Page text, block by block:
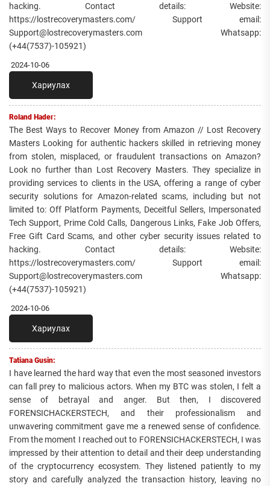
hacking. Contact details: Website:
https://lostrecoverymasters.com/ Support email:
Support@lostrecoverymasters.com Whatsapp:
(+44(7537)-105921)
2024-10-06
Хариулах
Roland Hader:
The Best Ways to Recover Money from Amazon // Lost Recovery
Masters Looking for authentic hackers skilled in retrieving money
from stolen, misplaced, or fraudulent transactions on Amazon?
Look no further than Lost Recovery Masters. They specialize in
providing services to clients in the USA, offering a range of cyber
security solutions for Amazon-related scams, including but not
limited to: Off Platform Payments, Deceitful Sellers, Impersonated
Tech Support, Prime Cold Calls, Dangerous Links, Fake Job Offers,
Free Gift Card Scams, and other cyber security issues related to
hacking. Contact details: Website:
https://lostrecoverymasters.com/ Support email:
Support@lostrecoverymasters.com Whatsapp:
(+44(7537)-105921)
2024-10-06
Хариулах
Tatiana Gusin:
I have learned the hard way that even the most seasoned investors
can fall prey to malicious actors. When my BTC was stolen, I felt a
sense of betrayal and anger. But then, I discovered
FORENSICHACKERSTECH, and their professionalism and
unwavering commitment gave me a renewed sense of confidence.
From the moment I reached out to FORENSICHACKERSTECH, I was
impressed by their attention to detail and their deep understanding
of the cryptocurrency ecosystem. They listened patiently to my
story and carefully analyzed the transaction history, leaving no